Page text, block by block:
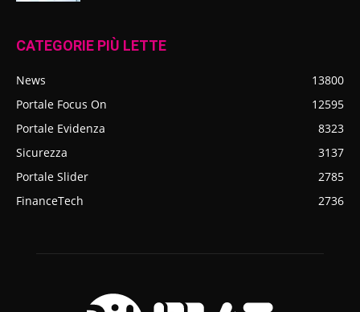
CATEGORIE PIÙ LETTE
News
13800
Portale Focus On
12595
Portale Evidenza
8323
Sicurezza
3137
Portale Slider
2785
FinanceTech
2736